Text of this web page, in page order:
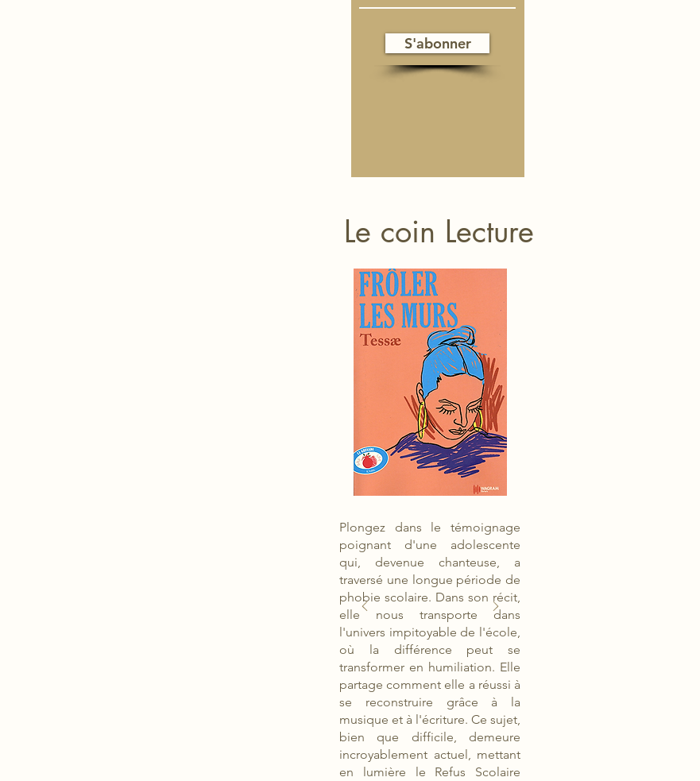
S'abonner
Le coin Lecture
Plongez dans le témoignage
poignant d'une adolescente
qui, devenue chanteuse, a
traversé une longue période de
phobie scolaire. Dans son récit,
elle nous transporte dans
l'univers impitoyable de l'école,
où la différence peut se
transformer en humiliation. Elle
partage comment elle a réussi à
se reconstruire grâce à la
musique et à l'écriture. Ce sujet,
bien que difficile, demeure
incroyablement actuel, mettant
en lumière le Refus Scolaire